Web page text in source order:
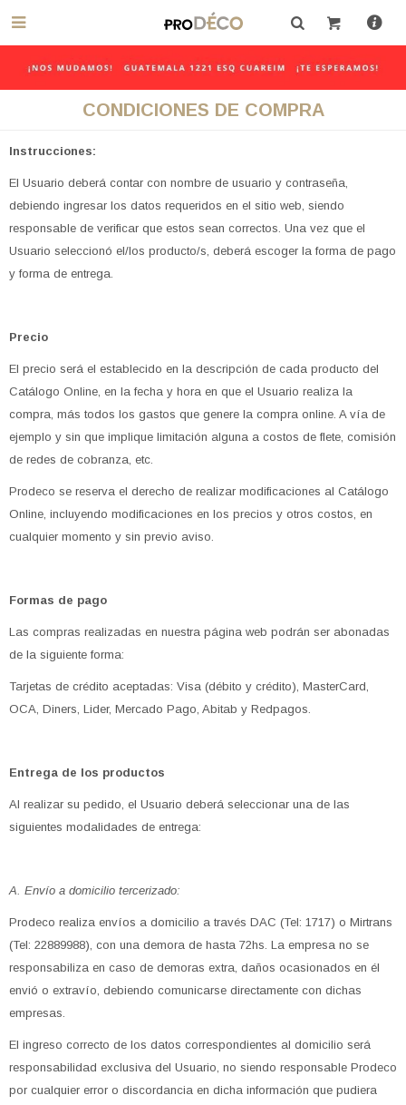

CONDICIONES DE COMPRA
Instrucciones:
El Usuario deberá contar con nombre de usuario y contraseña,
debiendo ingresar los datos requeridos en el sitio web, siendo
responsable de verificar que estos sean correctos. Una vez que el
Usuario seleccionó el/los producto/s, deberá escoger la forma de pago
y forma de entrega.
Precio
El precio será el establecido en la descripción de cada producto del
Catálogo Online, en la fecha y hora en que el Usuario realiza la
compra, más todos los gastos que genere la compra online. A vía de
ejemplo y sin que implique limitación alguna a costos de flete, comisión
de redes de cobranza, etc.
Prodeco se reserva el derecho de realizar modificaciones al Catálogo
Online, incluyendo modificaciones en los precios y otros costos, en
cualquier momento y sin previo aviso.
Formas de pago
Las compras realizadas en nuestra página web podrán ser abonadas
de la siguiente forma:
Tarjetas de crédito aceptadas: Visa (débito y crédito), MasterCard,
OCA, Diners, Lider, Mercado Pago, Abitab y Redpagos.
Entrega de los productos
Al realizar su pedido, el Usuario deberá seleccionar una de las
siguientes modalidades de entrega:
A. Envío a domicilio tercerizado:
Prodeco realiza envíos a domicilio a través DAC (Tel: 1717) o Mirtrans
(Tel: 22889988), con una demora de hasta 72hs. La empresa no se
responsabiliza en caso de demoras extra, daños ocasionados en él
envió o extravío, debiendo comunicarse directamente con dichas
empresas.
El ingreso correcto de los datos correspondientes al domicilio será
responsabilidad exclusiva del Usuario, no siendo responsable Prodeco
por cualquier error o discordancia en dicha información que pudiera